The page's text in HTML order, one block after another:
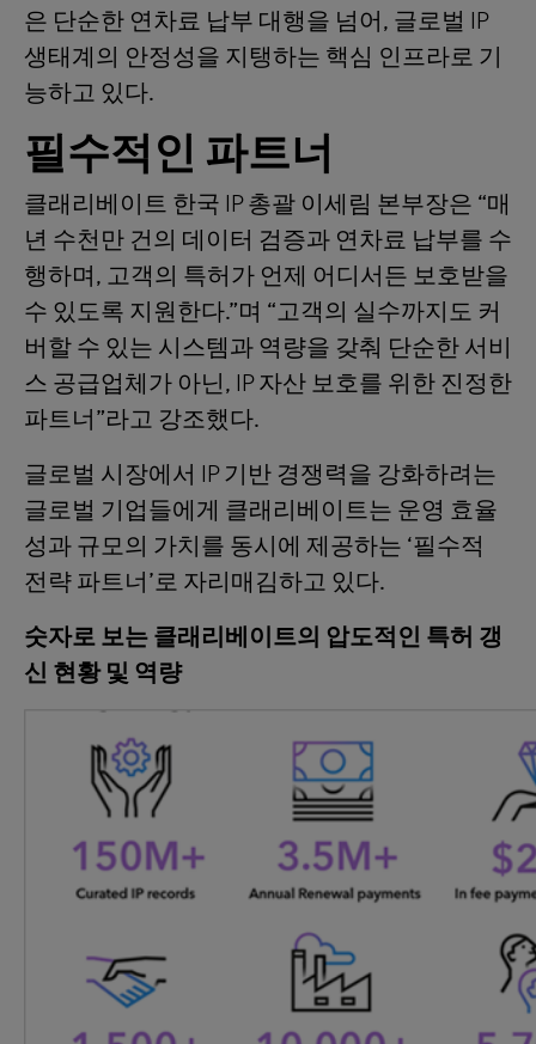
은 단순한 연차료 납부 대행을 넘어, 글로벌 IP
생태계의 안정성을 지탱하는 핵심 인프라로 기
능하고 있다.
필수적인 파트너
클래리베이트 한국 IP 총괄 이세림 본부장은 “매
년 수천만 건의 데이터 검증과 연차료 납부를 수
행하며, 고객의 특허가 언제 어디서든 보호받을
수 있도록 지원한다.”며 “고객의 실수까지도 커
버할 수 있는 시스템과 역량을 갖춰 단순한 서비
스 공급업체가 아닌, IP 자산 보호를 위한 진정한
파트너”라고 강조했다.
글로벌 시장에서 IP 기반 경쟁력을 강화하려는
글로벌 기업들에게 클래리베이트는 운영 효율
성과 규모의 가치를 동시에 제공하는 ‘필수적
전략 파트너’로 자리매김하고 있다.
숫자로 보는 클래리베이트의 압도적인 특허 갱
신 현황 및 역량